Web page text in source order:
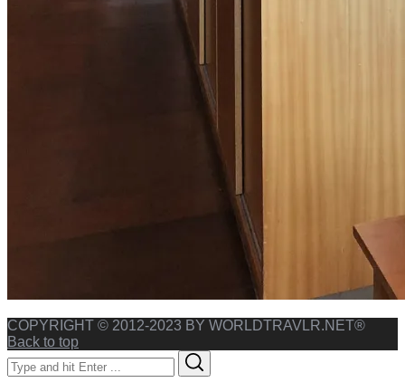
COPYRIGHT © 2012-2023 BY WORLDTRAVLR.NET®
Back to top
Search
for: